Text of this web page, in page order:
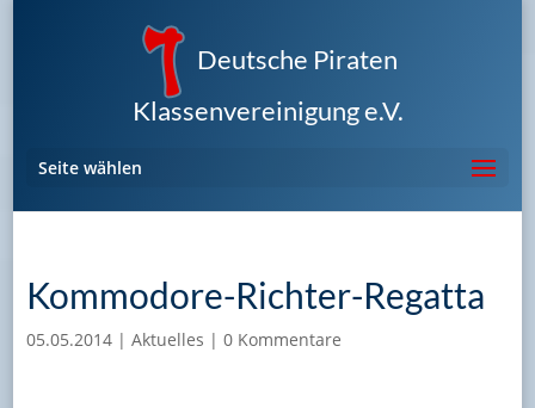
Deutsche Piraten
Klassenvereinigung e.V.
Seite wählen
Kommodore-Richter-Regatta
05.05.2014| Aktuelles | 0 Kommentare